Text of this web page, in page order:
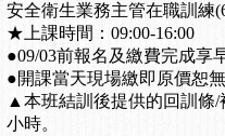
安全衛生業務主管在職訓練
★上課時間：09:00-16:00
●09/03前報名及繳費完成享
●開課當天現場繳即原價恕無
▲本班結訓後提供的回訓條/
小時。